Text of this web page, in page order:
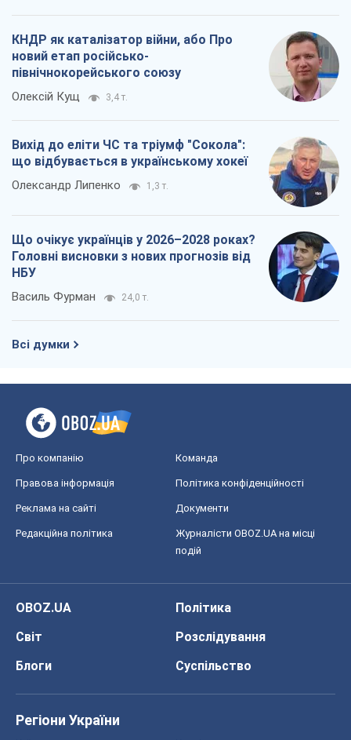
КНДР як каталізатор війни, або Про
новий етап російсько-
північнокорейського союзу
Олексій Кущ 3,4 т.
Вихід до еліти ЧС та тріумф "Сокола":
що відбувається в українському хокеї
Олександр Липенко 1,3 т.
Що очікує українців у 2026–2028 роках?
Головні висновки з нових прогнозів від
НБУ
Василь Фурман 24,0 т.
Всі думки
Про компанію Команда
Правова інформація Політика конфіденційності
Реклама на сайті Документи
Редакційна політика
Журналісти OBOZ.UA на місці
подій
OBOZ.UA
Політика
Світ
Розслідування
Блоги
Суспільство
Регіони України